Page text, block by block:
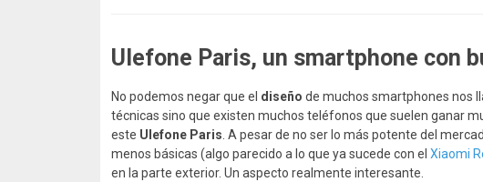
Ulefone Paris, un smartphone con
No podemos negar que el diseño de muchos smartphones nos
técnicas sino que existen muchos teléfonos que suelen ganar
este Ulefone Paris . A pesar de no ser lo más potente del
menos básicas (algo parecido a lo que ya sucede con el Xiaomi
en la parte exterior. Un aspecto realmente interesante.